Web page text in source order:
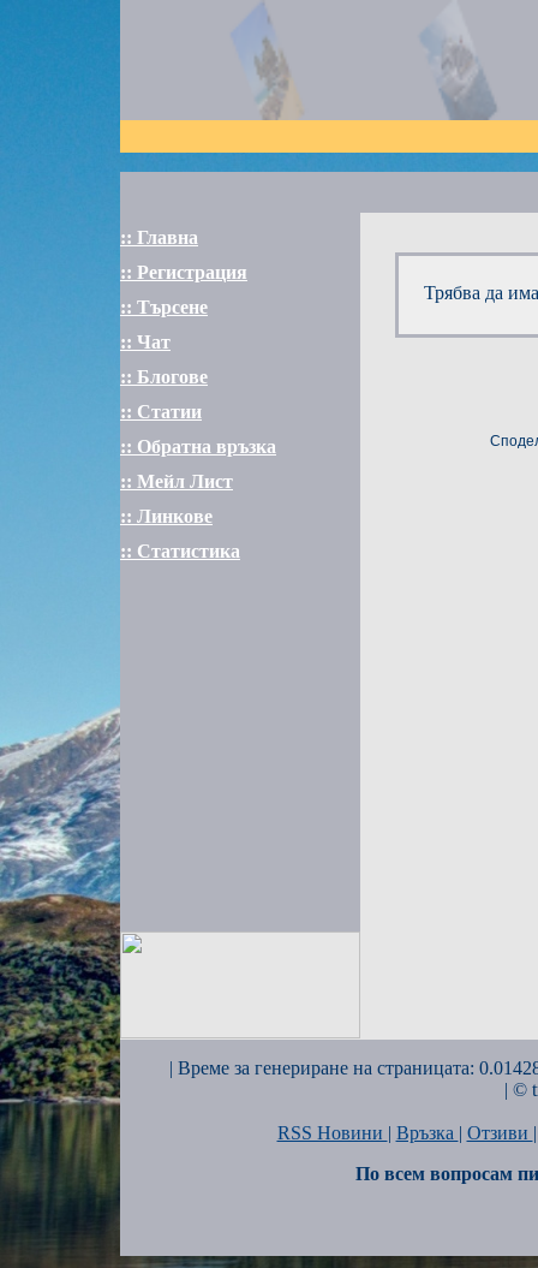
:: Главна
:: Регистрация
:: Търсене
:: Чат
:: Блогове
:: Статии
:: Обратна връзка
:: Мейл Лист
:: Линкове
:: Статистика
Трябва да
| Време за генериране на страницата:
| ©
RSS Новини | Връзка | Отзиви
По всем вопросам